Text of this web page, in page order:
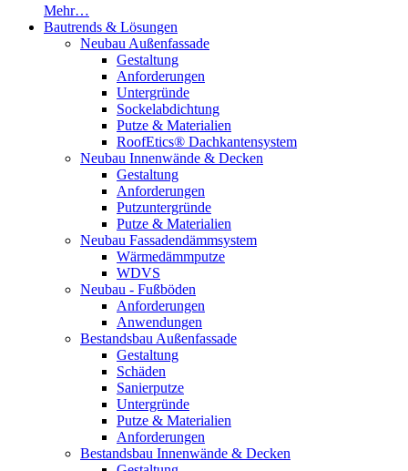
Mehr…
Bautrends & Lösungen
Neubau Außenfassade
Gestaltung
Anforderungen
Untergründe
Sockelabdichtung
Putze & Materialien
RoofEtics® Dachkantensystem
Neubau Innenwände & Decken
Gestaltung
Anforderungen
Putzuntergründe
Putze & Materialien
Neubau Fassadendämmsystem
Wärmedämmputze
WDVS
Neubau - Fußböden
Anforderungen
Anwendungen
Bestandsbau Außenfassade
Gestaltung
Schäden
Sanierputze
Untergründe
Putze & Materialien
Anforderungen
Bestandsbau Innenwände & Decken